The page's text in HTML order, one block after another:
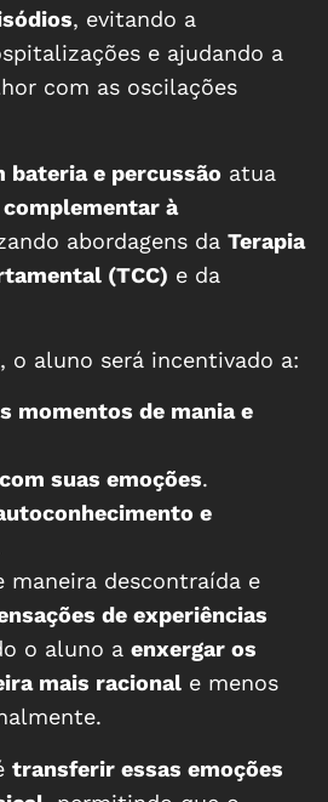
, evitando a
e ajudando a
com as oscilações
bateria e percussão atua
à
abordagens da Terapia
(TCC) e da
o aluno será incentivado a:
momentos de mania e
suas emoções.
e
maneira descontraída e
de experiências
o aluno a enxergar os
mais racional e menos
transferir essas emoções